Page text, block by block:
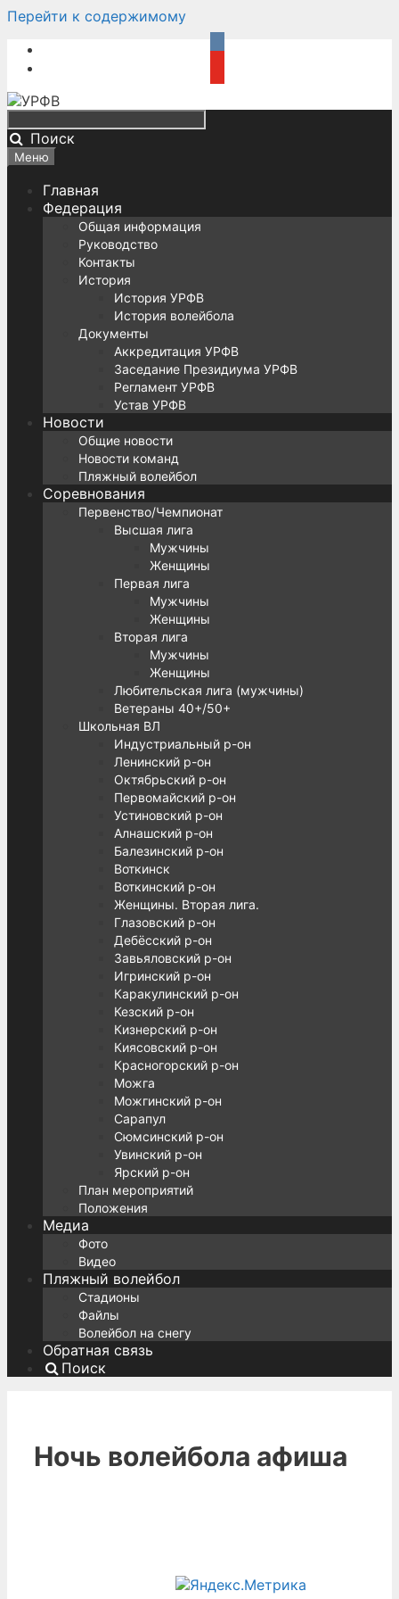
Перейти к содержимому
Поиск
Меню
Главная
Федерация
Общая информация
Руководство
Контакты
История
История УРФВ
История волейбола
Документы
Аккредитация УРФВ
Заседание Президиума УРФВ
Регламент УРФВ
Устав УРФВ
Новости
Общие новости
Новости команд
Пляжный волейбол
Соревнования
Первенство/Чемпионат
Высшая лига
Мужчины
Женщины
Первая лига
Мужчины
Женщины
Вторая лига
Мужчины
Женщины
Любительская лига (мужчины)
Ветераны 40+/50+
Школьная ВЛ
Индустриальный р-он
Ленинский р-он
Октябрьский р-он
Первомайский р-он
Устиновский р-он
Алнашский р-он
Балезинский р-он
Воткинск
Воткинский р-он
Женщины. Вторая лига.
Глазовский р-он
Дебёсский р-он
Завьяловский р-он
Игринский р-он
Каракулинский р-он
Кезский р-он
Кизнерский р-он
Киясовский р-он
Красногорский р-он
Можга
Можгинский р-он
Сарапул
Сюмсинский р-он
Увинский р-он
Ярский р-он
План мероприятий
Положения
Медиа
Фото
Видео
Пляжный волейбол
Стадионы
Файлы
Волейбол на снегу
Обратная связь
Поиск
Ночь волейбола афиша